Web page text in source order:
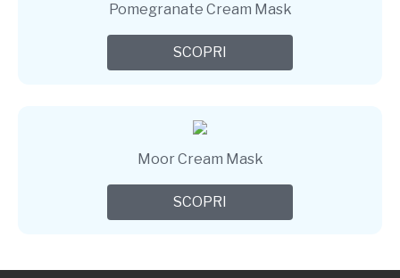
Pomegranate Cream Mask
SCOPRI
Moor Cream Mask
SCOPRI